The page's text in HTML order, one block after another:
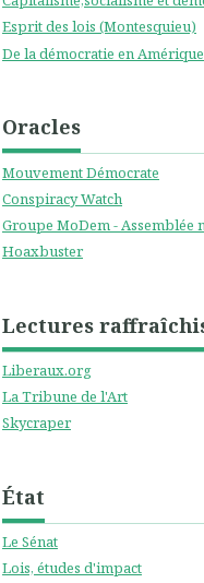
Esprit des lois (Montesquieu)
De la démocratie en
Oracles
Mouvement Démocrate
Conspiracy Watch
Groupe MoDem - Assemblée
Hoaxbuster
Lectures
Liberaux.org
La Tribune de l'Art
Skycraper
État
Le Sénat
Lois, études d'impact